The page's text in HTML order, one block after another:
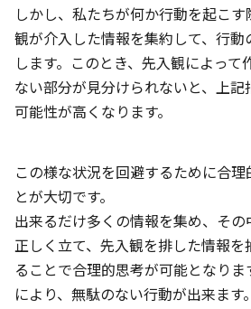
しかし、私たちが何か行動を起こ
観が介入した情報を集約して、行動
します。このとき、先入観によって
ない部分が見分けられないと、上
可能性が高くなります。
この様な状況を回避するために合
とが大切です。
出来るだけ多くの情報を集め、そ
正しく立て、先入観を排した情報
ることで合理的思考が可能となり
により、無駄のない行動が出来ます。